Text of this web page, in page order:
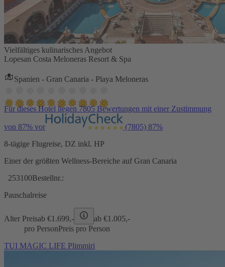
Vielfältiges kulinarisches Angebot
Lopesan Costa Meloneras Resort & Spa
Spanien - Gran Canaria - Playa Meloneras
Für dieses Hotel liegen 7805 Bewertungen mit einer Zustimmung
von 87% vor (7805) 87%
8-tägige Flugreise, DZ inkl. HP
Einer der größten Wellness-Bereiche auf Gran Canaria
253100Bestellnr.:
Pauschalreise
Alter Preisab €1.699,- ab €1.005,-
pro PersonPreis pro Person
TUI MAGIC LIFE Plimmiri